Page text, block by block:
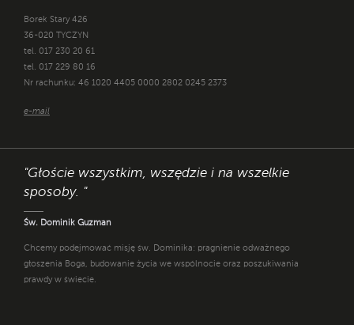
Borek Stary 426
36-020 TYCZYN
tel. 017 230 20 61
tel. 017 229 80 16
Nr rachunku: 46 1020 4405 0000 2802 0245 2373
e-mail
"Głoście wszystkim, wszędzie i na wszelkie
sposoby. "
Św. Dominik Guzman
Chcemy podejmować misję św. Dominika: pragnienie odważnego
głoszenia Boga, budowanie życia we wspólnocie oraz poszukiwania
prawdy w świecie.